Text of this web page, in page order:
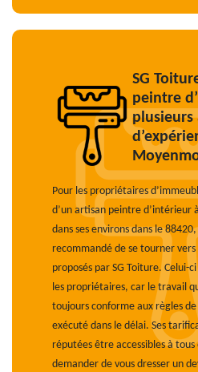
SG
peintre
plusieurs
Pour les propriétaires
d’un artisan peintre d’intérieur
dans ses environs dans le
recommandé de se tourner vers
proposés par SG Toiture. Celui-
les propriétaires, car le travail
toujours conforme aux règles de
exécuté dans le délai. Ses
réputées être accessibles à
demander de vous dresser un